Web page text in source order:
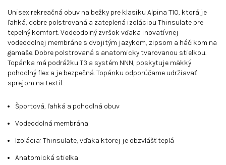
Unisex rekreačná obuv na bežky pre klasiku Alpina T10, ktorá je
ľahká, dobre polstrovaná a zateplená izoláciou Thinsulate pre
tepelný komfort. Vodeodolný zvršok vďaka inovatívnej
vodeodolnej membráne s dvojitým jazykom, zipsom a háčikom na
gamaše. Dobre polstrovaná s anatomicky tvarovanou stielkou.
Topánka má podrážku T3 a systém NNN, poskytuje mäkký
pohodlný flex a je bezpečná. Topánku odporúčame udržiavať
sprejom na textil.
Športová, ľahká a pohodlná obuv
Vodeodolná membrána
Izolácia: Thinsulate, vďaka ktorej je obzvlášť teplá
Anatomická stielka